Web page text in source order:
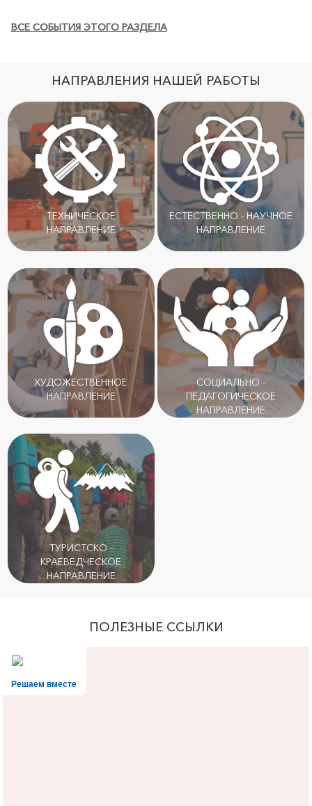
ВСЕ СОБЫТИЯ ЭТОГО РАЗДЕЛА
НАПРАВЛЕНИЯ НАШЕЙ РАБОТЫ
ТЕХНИЧЕСКОЕ
НАПРАВЛЕНИЕ
ЕСТЕСТВЕННО - НАУЧНОЕ
НАПРАВЛЕНИЕ
ХУДОЖЕСТВЕННОЕ
НАПРАВЛЕНИЕ
СОЦИАЛЬНО -
ПЕДАГОГИЧЕСКОЕ
НАПРАВЛЕНИЕ
ТУРИСТСКО -
КРАЕВЕДЧЕСКОЕ
НАПРАВЛЕНИЕ
ПОЛЕЗНЫЕ ССЫЛКИ
Решаем вместе